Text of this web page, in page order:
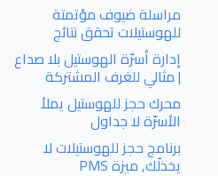
مراسلة ضيوف مؤتمتة
للهوستيلات تحقق نتائج
إدارة أسرّة الهوستيل بلا صداع
| مثالي للغرف المشتركة
محرك حجز للهوستيل يملأ
الأسرّة لا جداول
برنامج حجز للهوستيلات لا
يخذلُك, ميزة PMS